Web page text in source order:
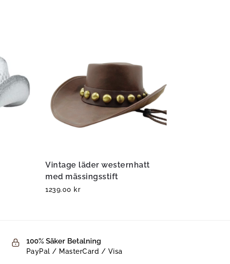
Vintage läder westernhatt
med mässingsstift
1239.00 kr
100% Säker Betalning
PayPal / MasterCard / Visa